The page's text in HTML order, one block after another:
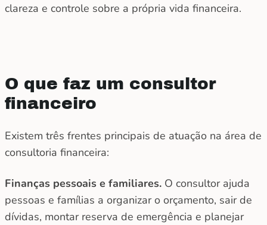
clareza e controle sobre a própria vida financeira.
O que faz um consultor
financeiro
Existem três frentes principais de atuação na área de
consultoria financeira:
Finanças pessoais e familiares. O consultor ajuda
pessoas e famílias a organizar o orçamento, sair de
dívidas, montar reserva de emergência e planejar